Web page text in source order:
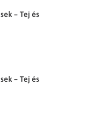
– Tej és
– Tej és